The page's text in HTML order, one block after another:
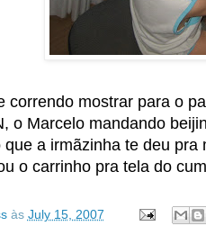
correndo mostrar para o
o Marcelo mandando
a irmãzinha te deu
o carrinho pra tela do
às July 15, 2007